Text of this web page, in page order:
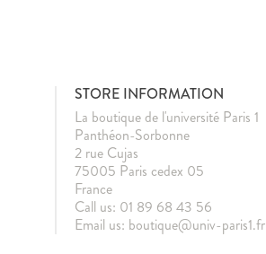
STORE INFORMATION
La boutique de l'université Paris 1
Panthéon-Sorbonne
2 rue Cujas
75005 Paris cedex 05
France
Call us: 01 89 68 43 56
Email us: boutique@univ-paris1.fr